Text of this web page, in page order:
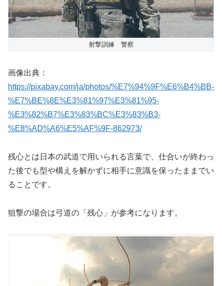
射撃訓練 警察
画像出典：
https://pixabay.com/ja/photos/%E7%94%9F%E6%B4%BB-
%E7%BE%8E%E3%81%97%E3%81%95-
%E3%82%B7%E3%83%BC%E3%83%B3-
%E8%AD%A6%E5%AF%9F-862973/
残心とは日本の武道で用いられる言葉で、仕合いが終わっ
た後でも型や構えを解かずに相手に意識を保ったままでい
ることです。
狙撃の場合は弓道の「残心」が参考になります。